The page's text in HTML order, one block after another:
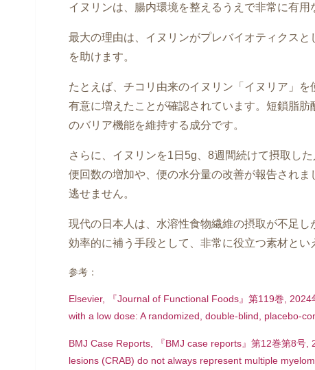
イヌリンは、腸内環境を整えるうえで非常に有用
最大の理由は、イヌリンがプレバイオティクス
を助けます。
たとえば、チコリ由来のイヌリン「イヌリア」
有意に増えたことが確認されています。短鎖脂
のバリア機能を維持する成分です。
さらに、イヌリンを1日5g、8週間続けて摂取し
便回数の増加や、便の水分量の改善が報告されま
逃せません。
現代の日本人は、水溶性食物繊維の摂取が不足
効率的に補う手段として、非常に役立つ素材とい
参考：
Elsevier, 『Journal of Functional Foods』第119巻,
with a low dose: A randomized, double-blind, placebo-
BMJ Case Reports, 『BMJ case reports』第12巻第8号
lesions (CRAB) do not always represent multiple